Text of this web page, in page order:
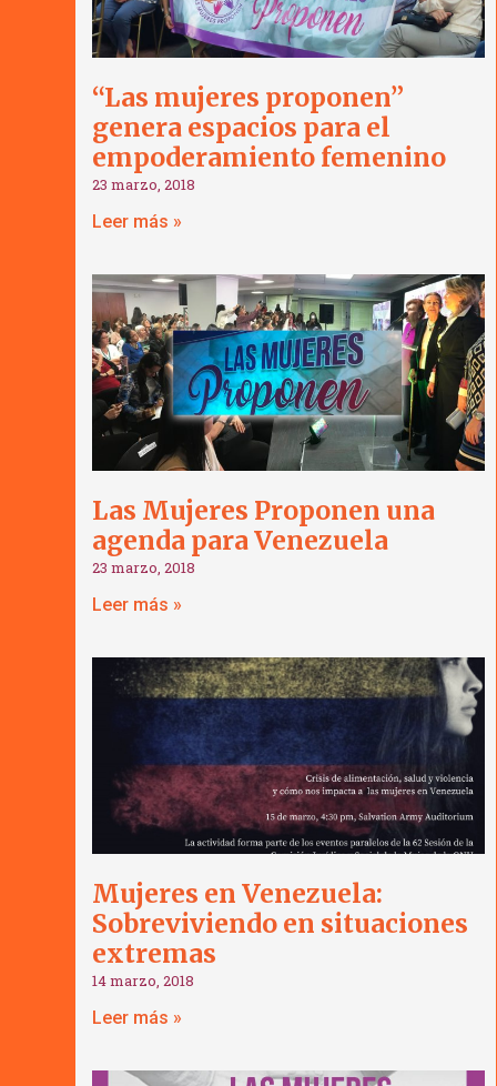
“Las mujeres proponen”
genera espacios para el
empoderamiento femenino
23 marzo, 2018
Leer más »
Las Mujeres Proponen una
agenda para Venezuela
23 marzo, 2018
Leer más »
Mujeres en Venezuela:
Sobreviviendo en situaciones
extremas
14 marzo, 2018
Leer más »